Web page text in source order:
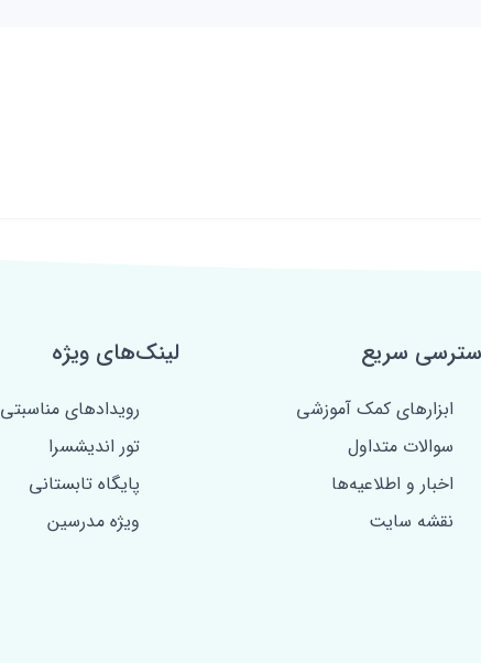
سریع
ابزارهای کمک آموزشی
سوالات متداول
اخبار و اطلاعیه‌ها
نقشه سایت
لینک‌های ویژه
رویدادهای مناسبتی
تور اندیشسرا
پایگاه تابستانی
ویژه مدرسین